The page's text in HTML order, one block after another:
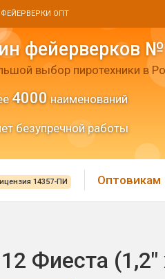
ФЕЙЕРВЕРКИ ОПТ
фейерверков
выбор пиротехники в
4000 наименований
безупречной работы
Хлопушки и
14357-ПИ Оптовикам
Фиеста (1,2"